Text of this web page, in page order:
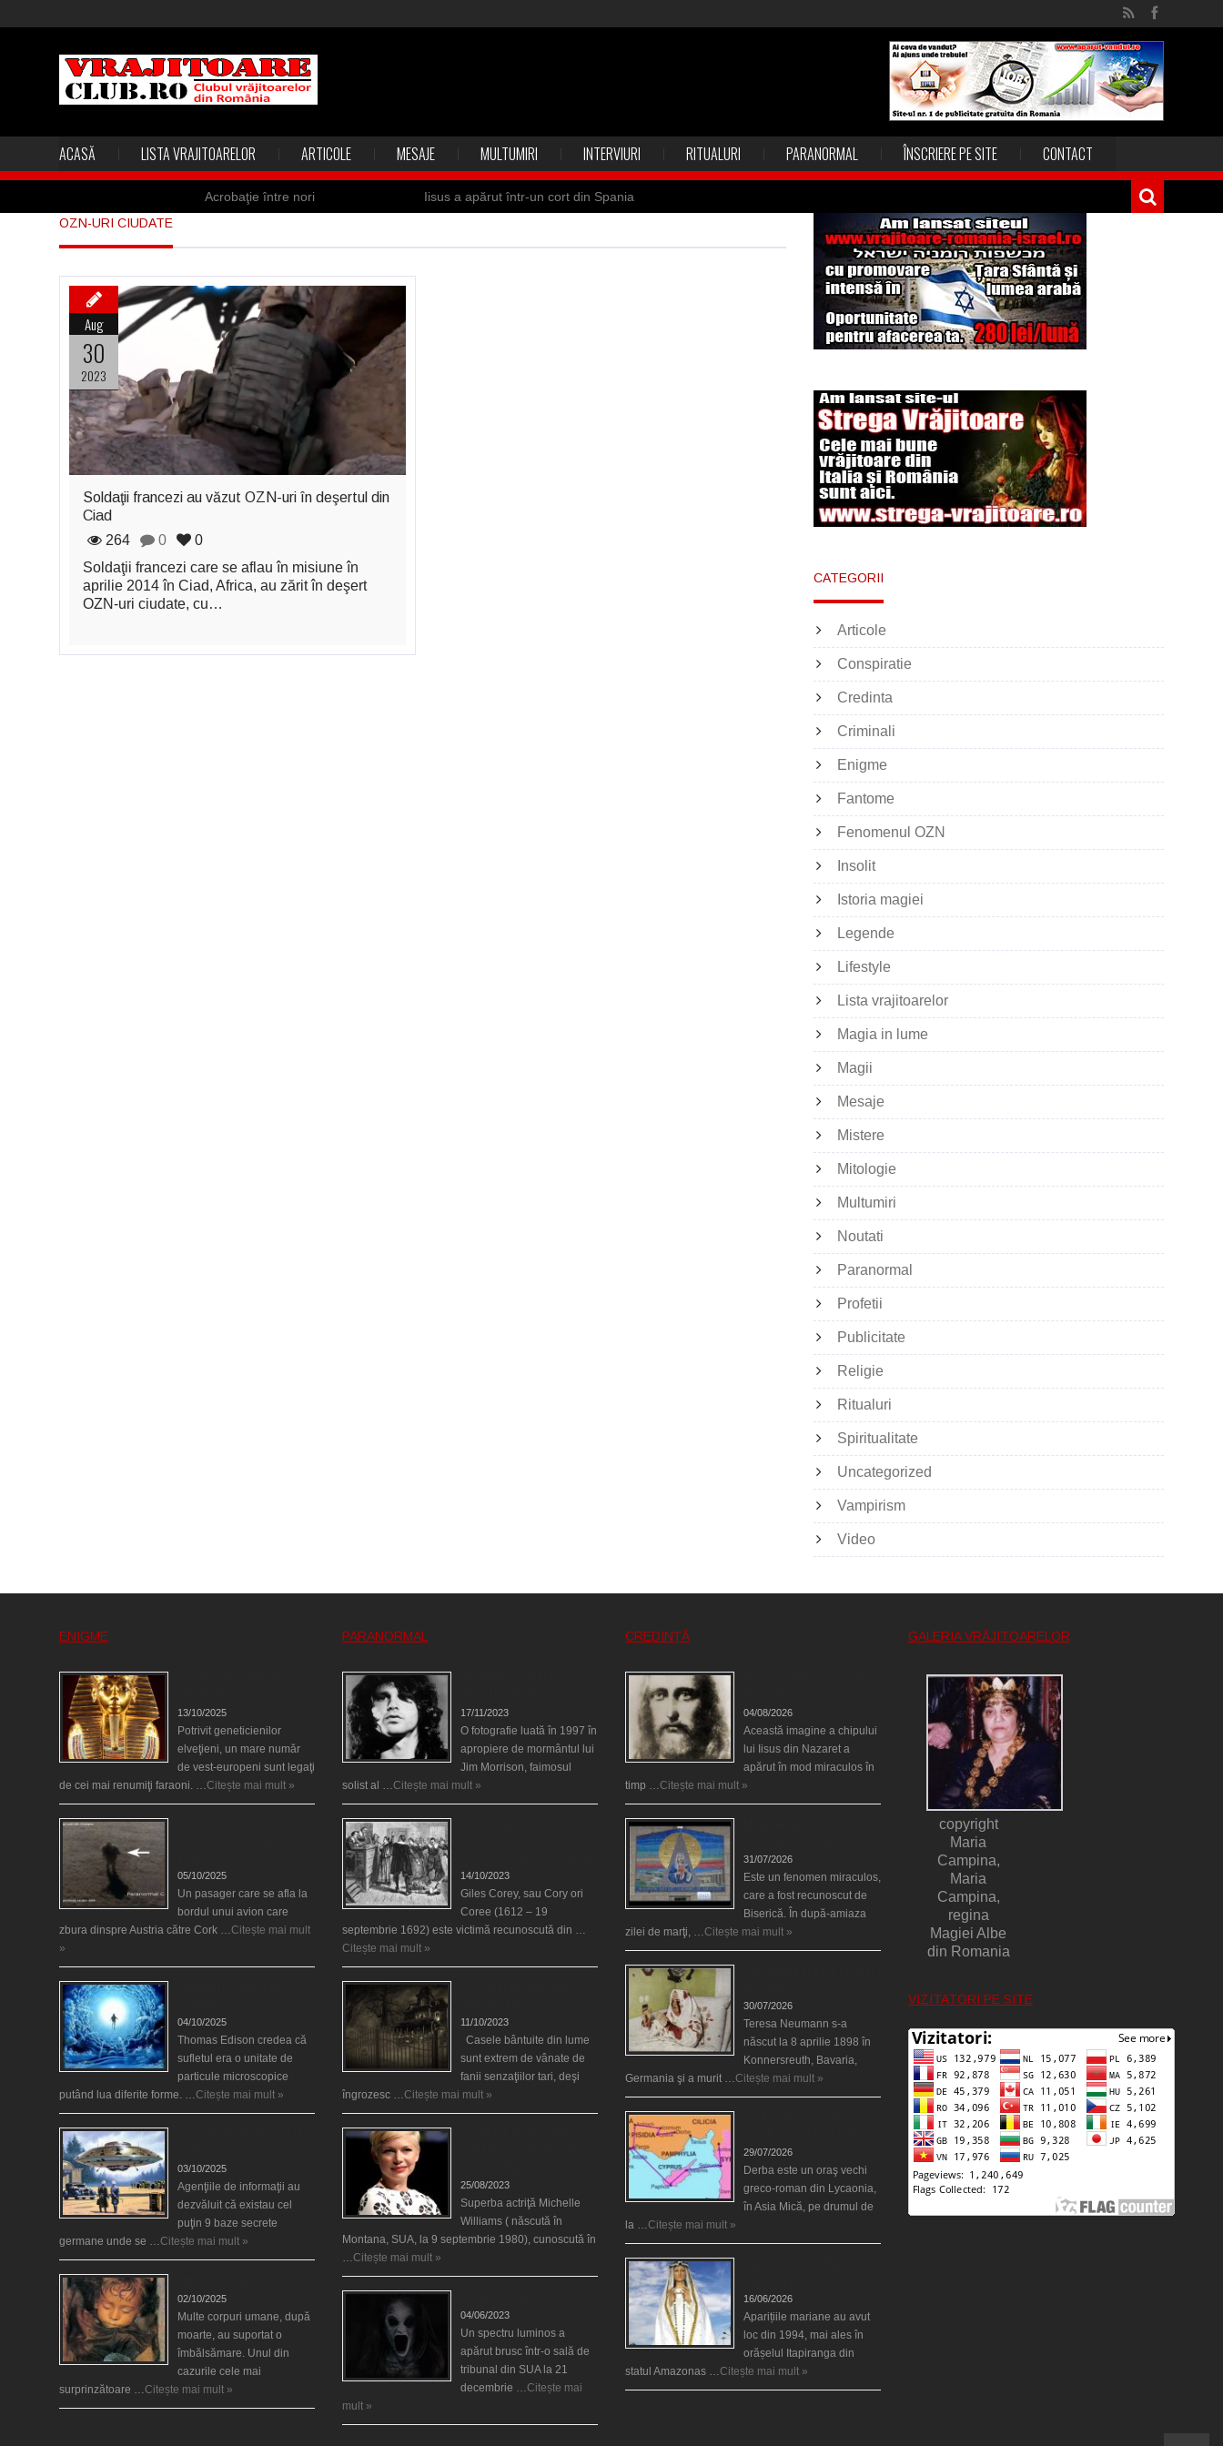
ACASĂ LISTA VRAJITOARELOR ARTICOLE MESAJE MULTUMIRI INTERVIURI RITUALURI PARANORMAL ÎNSCRIERE PE SITE CONTACT
Acrobaţie între nori Iisus a apărut într-un cort din Spania
Magia în Thailanda
Derba, un oraş misterios vizitat şi de sfântul Petre
Şi-a vândut soţia pentru un ritual de magie neagră
OZN-URI CIUDATE
Aug
30
2023
Soldaţii francezi au văzut OZN-uri în deşertul din
Ciad
264
0
0
Soldaţii francezi care se aflau în misiune în
aprilie 2014 în Ciad, Africa, au zărit în deşert
OZN-uri ciudate, cu…
CATEGORII
Articole
Conspiratie
Credinta
Criminali
Enigme
Fantome
Fenomenul OZN
Insolit
Istoria magiei
Legende
Lifestyle
Lista vrajitoarelor
Magia in lume
Magii
Mesaje
Mistere
Mitologie
Multumiri
Noutati
Paranormal
Profetii
Publicitate
Religie
Ritualuri
Spiritualitate
Uncategorized
Vampirism
Video
ENIGME
13/10/2025
Potrivit geneticienilor
elveţieni, un mare număr
de vest-europeni sunt legaţi
de cei mai renumiţi faraoni. …Citește mai mult »
05/10/2025
Un pasager care se afla la
bordul unui avion care
zbura dinspre Austria către Cork …Citește mai mult
»
04/10/2025
Thomas Edison credea că
sufletul era o unitate de
particule microscopice
putând lua diferite forme. …Citește mai mult »
03/10/2025
Agenţiile de informaţii au
dezvăluit că existau cel
puţin 9 baze secrete
germane unde se …Citește mai mult »
02/10/2025
Multe corpuri umane, după
moarte, au suportat o
îmbălsămare. Unul din
cazurile cele mai
surprinzătoare …Citește mai mult »
PARANORMAL
17/11/2023
O fotografie luată în 1997 în
apropiere de mormântul lui
Jim Morrison, faimosul
solist al …Citește mai mult »
14/10/2023
Giles Corey, sau Cory ori
Coree (1612 – 19
septembrie 1692) este victimă recunoscută din …
Citește mai mult »
11/10/2023
Casele bântuite din lume
sunt extrem de vânate de
fanii senzaţiilor tari, deşi
îngrozesc …Citește mai mult »
25/08/2023
Superba actriţă Michelle
Williams ( născută în
Montana, SUA, la 9 septembrie 1980), cunoscută în
…Citește mai mult »
04/06/2023
Un spectru luminos a
apărut brusc într-o sală de
tribunal din SUA la 21
decembrie …Citește mai
mult »
CREDINȚĂ
04/08/2026
Această imagine a chipului
lui Iisus din Nazaret a
apărut în mod miraculos în
timp …Citește mai mult »
31/07/2026
Este un fenomen miraculos,
care a fost recunoscut de
Biserică. În după-amiaza
zilei de marţi, …Citește mai mult »
30/07/2026
Teresa Neumann s-a
născut la 8 aprilie 1898 în
Konnersreuth, Bavaria,
Germania şi a murit …Citește mai mult »
29/07/2026
Derba este un oraş vechi
greco-roman din Lycaonia,
în Asia Mică, pe drumul de
la …Citește mai mult »
16/06/2026
Aparițiile mariane au avut
loc din 1994, mai ales în
orășelul Itapiranga din
statul Amazonas …Citește mai mult »
GALERIA VRĂJITOARELOR
copyright
Maria
Campina,
Maria
Campina,
regina
Magiei Albe
din Romania
VIZITATORI PE SITE